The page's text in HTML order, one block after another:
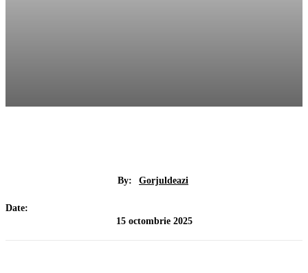
By: Gorjuldeazi
Date:
15 octombrie 2025